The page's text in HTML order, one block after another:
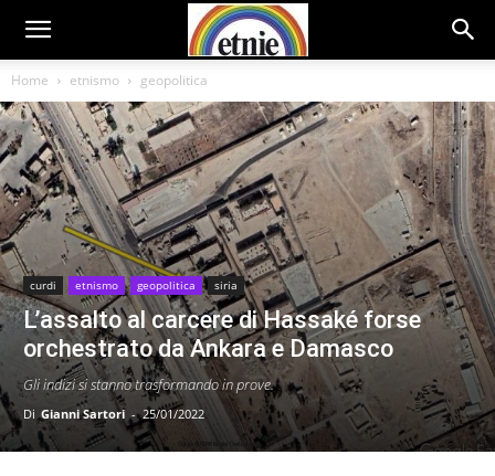
Home etnismo geopolitica
curdi etnismo geopolitica siria
L’assalto al carcere di Hassaké forse
orchestrato da Ankara e Damasco
Gli indizi si stanno trasformando in prove.
Di Gianni Sartori - 25/01/2022